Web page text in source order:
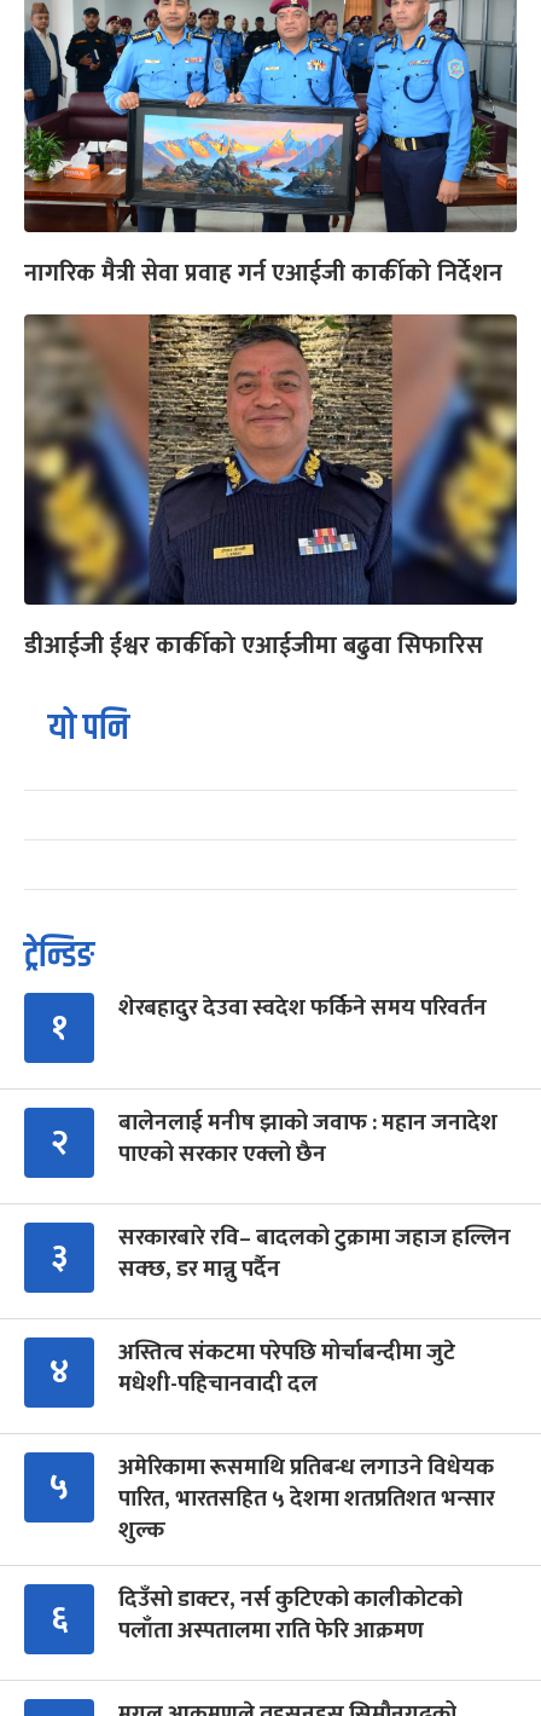
नागरिक मैत्री सेवा प्रवाह गर्न एआईजी कार्कीको निर्देशन
डीआईजी ईश्वर कार्कीको एआईजीमा बढुवा सिफारिस
यो पनि
ट्रेन्डिङ
१ शेरबहादुर देउवा स्वदेश फर्किने समय परिवर्तन
२
बालेनलाई मनीष झाको जवाफ : महान जनादेश
पाएको सरकार एक्लो छैन
३
सरकारबारे रवि– बादलको टुक्रामा जहाज हल्लिन
सक्छ, डर मान्नु पर्दैन
४
अस्तित्व संकटमा परेपछि मोर्चाबन्दीमा जुटे
मधेशी-पहिचानवादी दल
५
अमेरिकामा रूसमाथि प्रतिबन्ध लगाउने विधेयक
पारित, भारतसहित ५ देशमा शतप्रतिशत भन्सार
शुल्क
६
दिउँसो डाक्टर, नर्स कुटिएको कालीकोटको
पलाँता अस्पतालमा राति फेरि आक्रमण